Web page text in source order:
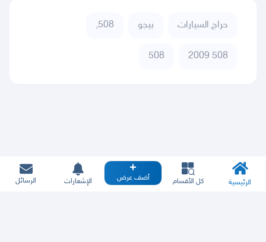
حراج السيارات بيجو 508,
508 2009
508
الرئيسية كل الأقسام أضف عرض الإشعارات الرسائل